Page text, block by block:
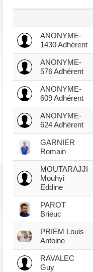
ANONYME-
1430 Adhérent
ANONYME-
576 Adhérent
ANONYME-
609 Adhérent
ANONYME-
624 Adhérent
GARNIER
Romain
MOUTARAJJI
Mouhyi
Eddine
PAROT
Brieuc
PRIEM Louis
Antoine
RAVALEC
Guy